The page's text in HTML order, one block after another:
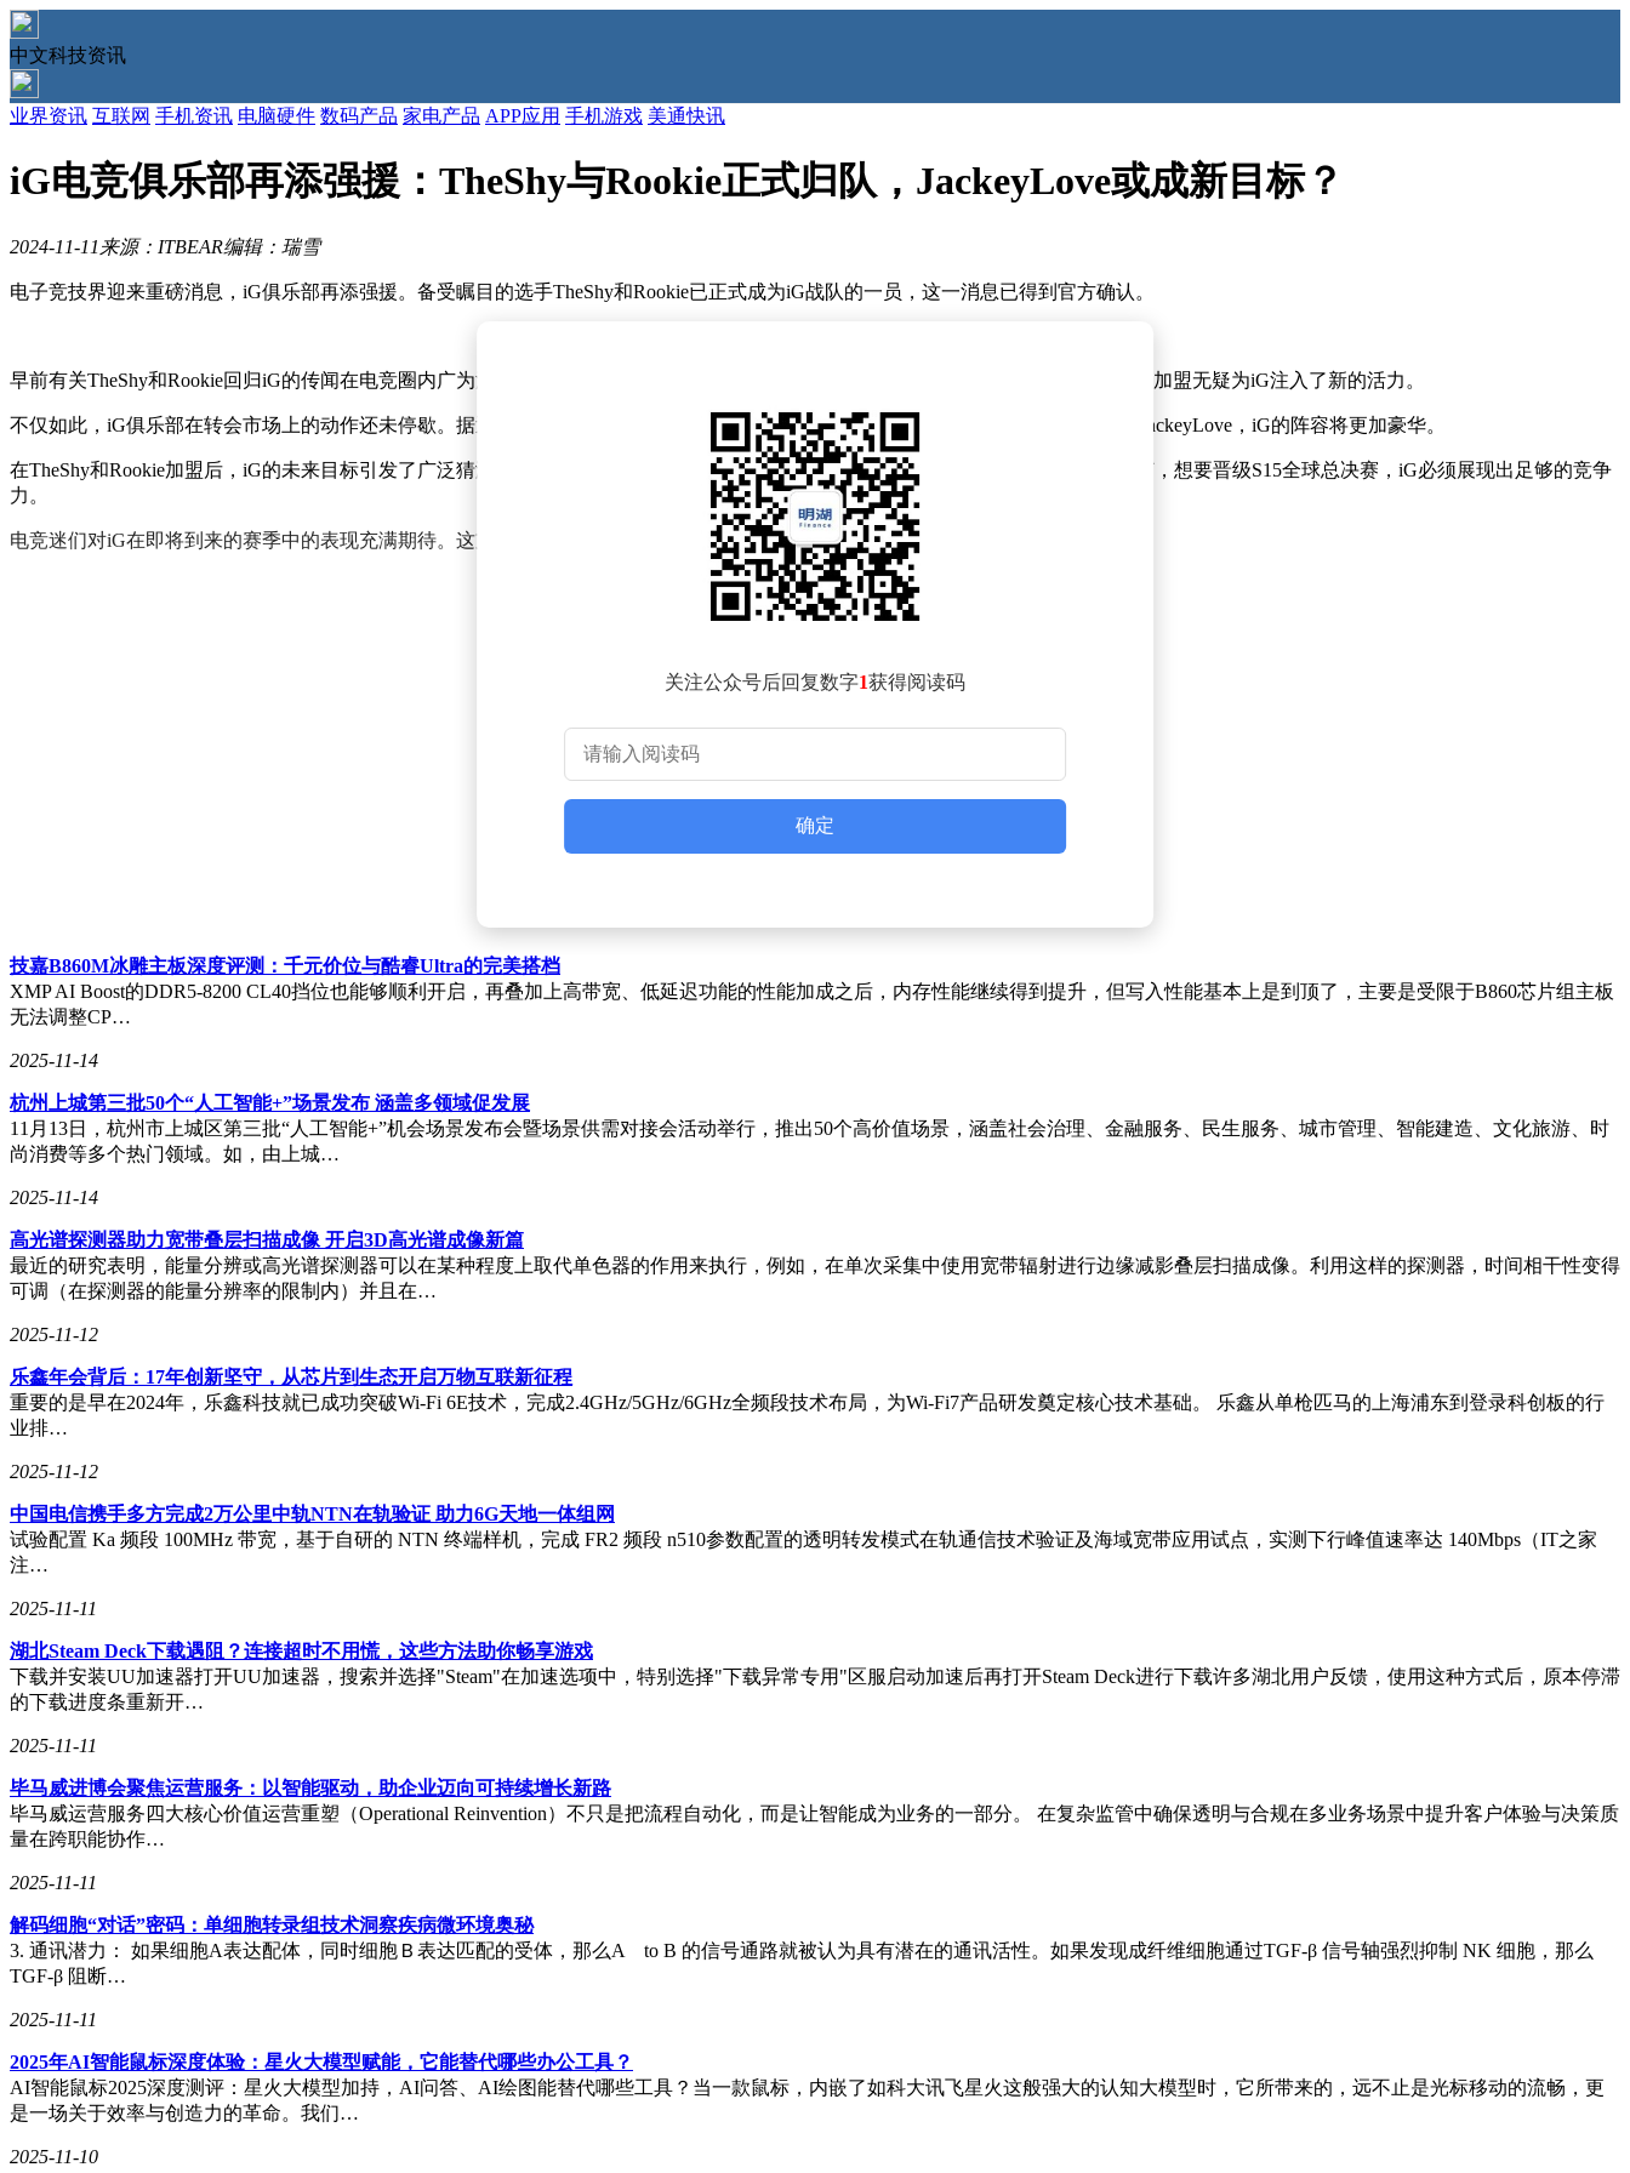
中文科技资讯
业界资讯 互联网 手机资讯 电脑硬件 数码产品 家电产品 APP应用 手机游戏 美通快讯
iG电竞俱乐部再添强援：TheShy与Rookie正式归队，JackeyLove或成新目标？
2024-11-11 来源：ITBEAR编辑：瑞雪
电子竞技界迎来重磅消息，iG俱乐部再添强援。备受瞩目的选手TheShy和Rookie已正式成为iG战队的一员，这一消息已得到官方确认。
早前有关TheShy和Rookie回归iG的传闻在电竞圈内广为流传，如今这些传言终于尘埃落定。据OBGG最新数据显示，这两位实力选手的加盟无疑为iG注入了新的活力。
不仅如此，iG俱乐部在转会市场上的动作还未停歇。据透露，他们正在积极争取AD位置的明星选手JackeyLove的加入。若能成功引进JackeyLove，iG的阵容将更加豪华。
在TheShy和Rookie加盟后，iG的未来目标引发了广泛猜测。是旨在提升战队的人气和影响力，还是真心追求更高的竞技成绩？无论如何，想要晋级S15全球总决赛，iG必须展现出足够的竞争
力。
电竞迷们对iG在即将到来的赛季中的表现充满期待。这支拥有众多明星选手的战队，必将在赛场上掀起新的波澜。
关注公众号后回复数字1获得阅读码
确定
技嘉B860M冰雕主板深度评测：千元价位与酷睿Ultra的完美搭档
XMP AI Boost的DDR5-8200 CL40挡位也能够顺利开启，再叠加上高带宽、低延迟功能的性能加成之后，内存性能继续得到提升，但写入性能基本上是到顶了，主要是受限于B860芯片组主板
无法调整CP…
2025-11-14
杭州上城第三批50个“人工智能+”场景发布 涵盖多领域促发展
11月13日，杭州市上城区第三批“人工智能+”机会场景发布会暨场景供需对接会活动举行，推出50个高价值场景，涵盖社会治理、金融服务、民生服务、城市管理、智能建造、文化旅游、时
尚消费等多个热门领域。如，由上城…
2025-11-14
高光谱探测器助力宽带叠层扫描成像 开启3D高光谱成像新篇
最近的研究表明，能量分辨或高光谱探测器可以在某种程度上取代单色器的作用来执行，例如，在单次采集中使用宽带辐射进行边缘减影叠层扫描成像。利用这样的探测器，时间相干性变得
可调（在探测器的能量分辨率的限制内）并且在…
2025-11-12
乐鑫年会背后：17年创新坚守，从芯片到生态开启万物互联新征程
重要的是早在2024年，乐鑫科技就已成功突破Wi-Fi 6E技术，完成2.4GHz/5GHz/6GHz全频段技术布局，为Wi-Fi7产品研发奠定核心技术基础。 乐鑫从单枪匹马的上海浦东到登录科创板的行
业排…
2025-11-12
中国电信携手多方完成2万公里中轨NTN在轨验证 助力6G天地一体组网
试验配置 Ka 频段 100MHz 带宽，基于自研的 NTN 终端样机，完成 FR2 频段 n510参数配置的透明转发模式在轨通信技术验证及海域宽带应用试点，实测下行峰值速率达 140Mbps（IT之家
注…
2025-11-11
湖北Steam Deck下载遇阻？连接超时不用慌，这些方法助你畅享游戏
下载并安装UU加速器打开UU加速器，搜索并选择"Steam"在加速选项中，特别选择"下载异常专用"区服启动加速后再打开Steam Deck进行下载许多湖北用户反馈，使用这种方式后，原本停滞
的下载进度条重新开…
2025-11-11
毕马威进博会聚焦运营服务：以智能驱动，助企业迈向可持续增长新路
毕马威运营服务四大核心价值运营重塑（Operational Reinvention）不只是把流程自动化，而是让智能成为业务的一部分。 在复杂监管中确保透明与合规在多业务场景中提升客户体验与决策质
量在跨职能协作…
2025-11-11
解码细胞“对话”密码：单细胞转录组技术洞察疾病微环境奥秘
3. 通讯潜力： 如果细胞A表达配体，同时细胞Ｂ表达匹配的受体，那么A to B 的信号通路就被认为具有潜在的通讯活性。如果发现成纤维细胞通过TGF-β 信号轴强烈抑制 NK 细胞，那么
TGF-β 阻断…
2025-11-11
2025年AI智能鼠标深度体验：星火大模型赋能，它能替代哪些办公工具？
AI智能鼠标2025深度测评：星火大模型加持，AI问答、AI绘图能替代哪些工具？当一款鼠标，内嵌了如科大讯飞星火这般强大的认知大模型时，它所带来的，远不止是光标移动的流畅，更
是一场关于效率与创造力的革命。我们…
2025-11-10